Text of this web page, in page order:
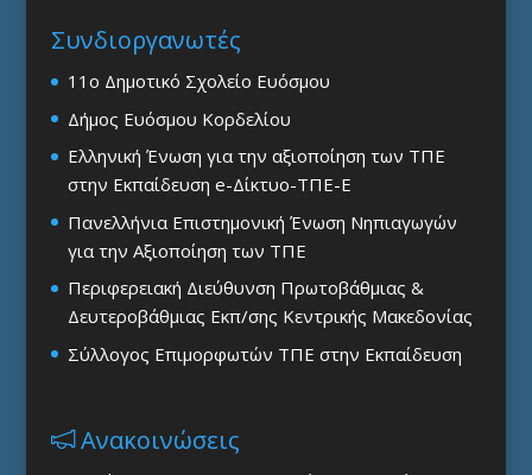
Συνδιοργανωτές
11ο Δημοτικό Σχολείο Ευόσμου
Δήμος Ευόσμου Κορδελίου
Ελληνική Ένωση για την αξιοποίηση των ΤΠΕ
στην Εκπαίδευση e-Δίκτυο-ΤΠΕ-Ε
Πανελλήνια Επιστημονική Ένωση Νηπιαγωγών
για την Αξιοποίηση των ΤΠΕ
Περιφερειακή Διεύθυνση Πρωτοβάθμιας &
Δευτεροβάθμιας Εκπ/σης Κεντρικής Μακεδονίας
Σύλλογος Επιμορφωτών ΤΠΕ στην Εκπαίδευση
Ανακοινώσεις